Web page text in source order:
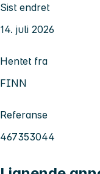
Sist endret
14. juli 2026
Hentet fra
FINN
Referanse
467353044